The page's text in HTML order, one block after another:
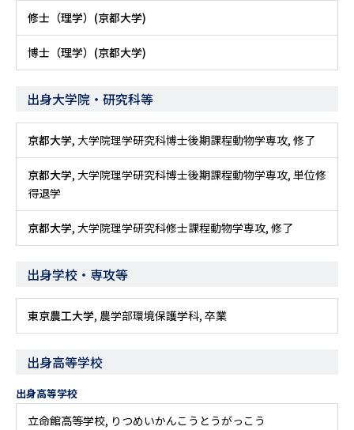
修士（理学）(京都大学)
博士（理学）(京都大学)
出身大学院・研究科等
京都大学, 大学院理学研究科博士後期課程動物学専攻, 修了
京都大学, 大学院理学研究科博士後期課程動物学専攻, 単位修
得退学
京都大学, 大学院理学研究科修士課程動物学専攻, 修了
出身学校・専攻等
東京農工大学, 農学部環境保護学科, 卒業
出身高等学校
出身高等学校
立命館高等学校, りつめいかんこうとうがっこう